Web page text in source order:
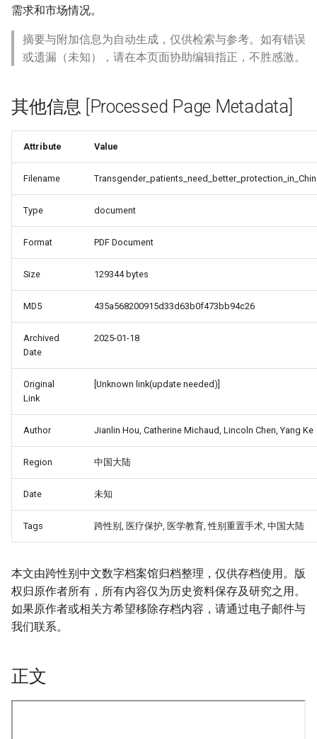
需求和市场情况。
摘要与附加信息为自动生成，仅供检索与参考。如有错误
或遗漏（未知），请在本页面协助编辑指正，不胜感激。
其他信息 [Processed Page Metadata]
Attribute Value
Filename
Type document
Format PDF Document
Size 129344 bytes
MD5 435a568200915d33d63b0f473bb94c26
Archived
Date
2025-01-18
Original
Link
[Unknown link(update needed)]
Author Jianlin Hou, Catherine Michaud, Lincoln Chen, Yang Ke
Region 中国大陆
Date 未知
Tags 跨性别, 医疗保护, 医学教育, 性别重置手术, 中国大陆
本文由跨性别中文数字档案馆归档整理，仅供存档使用。版
权归原作者所有，所有内容仅为历史资料保存及研究之用。
如果原作者或相关方希望移除存档内容，请通过电子邮件与
我们联系。
正文